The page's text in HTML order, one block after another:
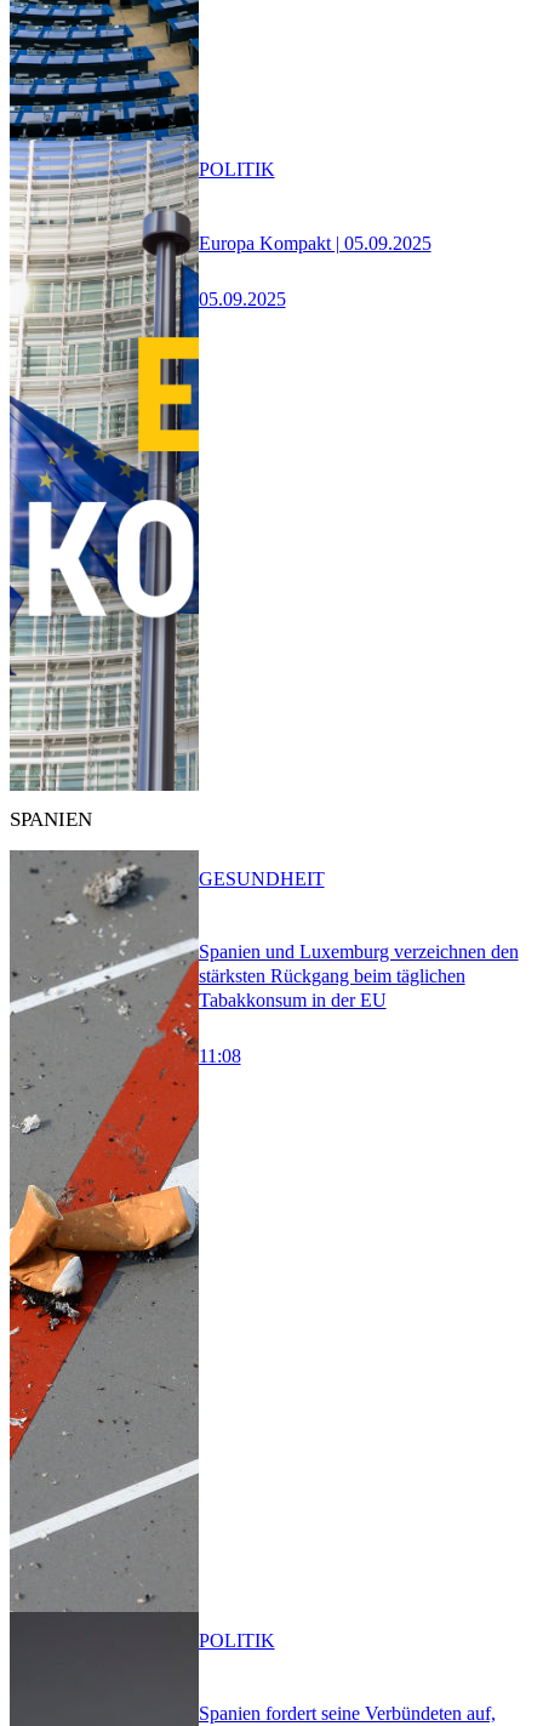
Europa Kompakt | 05.09.2025
05.09.2025
POLITIK
SPANIEN
Spanien und Luxemburg verzeichnen den
stärksten Rückgang beim täglichen
Tabakkonsum in der EU
11:08
GESUNDHEIT
Spanien fordert seine Verbündeten auf,
POLITIK